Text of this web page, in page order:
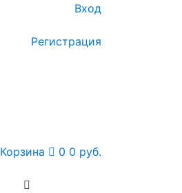
Вход
Регистрация
Корзина 0 0 руб.